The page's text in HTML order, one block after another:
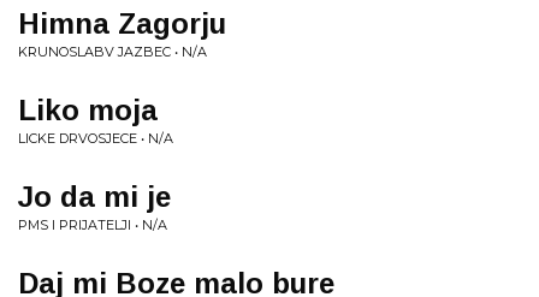
Himna Zagorju
KRUNOSLABV JAZBEC • N/A
Liko moja
LICKE DRVOSJECE • N/A
Jo da mi je
PMS I PRIJATELJI • N/A
Daj mi Boze malo bure